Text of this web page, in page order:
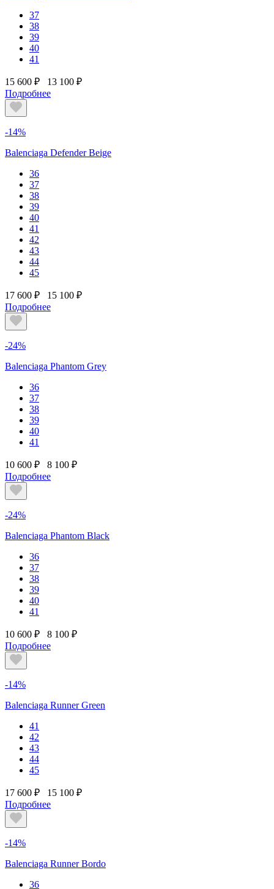
37
38
39
40
41
15 600 ₽
13 100 ₽
Подробнее
-14%
Balenciaga Defender Beige
36
37
38
39
40
41
42
43
44
45
17 600 ₽
15 100 ₽
Подробнее
-24%
Balenciaga Phantom Grey
36
37
38
39
40
41
10 600 ₽
8 100 ₽
Подробнее
-24%
Balenciaga Phantom Black
36
37
38
39
40
41
10 600 ₽
8 100 ₽
Подробнее
-14%
Balenciaga Runner Green
41
42
43
44
45
17 600 ₽
15 100 ₽
Подробнее
-14%
Balenciaga Runner Bordo
36